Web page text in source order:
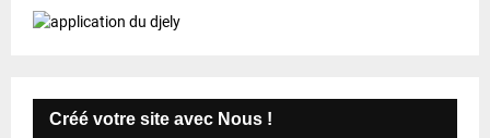
Créé votre site avec Nous !